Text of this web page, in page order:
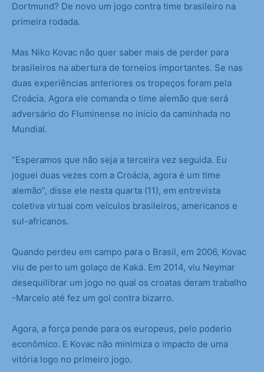
Dortmund? De novo um jogo contra time brasileiro na
primeira rodada.
Mas Niko Kovac não quer saber mais de perder para
brasileiros na abertura de torneios importantes. Se nas
duas experiências anteriores os tropeços foram pela
Croácia. Agora ele comanda o time alemão que será
adversário do Fluminense no início da caminhada no
Mundial.
“Esperamos que não seja a terceira vez seguida. Eu
joguei duas vezes com a Croácia, agora é um time
alemão”, disse ele nesta quarta (11), em entrevista
coletiva virtual com veículos brasileiros, americanos e
sul-africanos.
Quando perdeu em campo para o Brasil, em 2006, Kovac
viu de perto um golaço de Kaká. Em 2014, viu Neymar
desequilibrar um jogo no qual os croatas deram trabalho
-Marcelo até fez um gol contra bizarro.
Agora, a força pende para os europeus, pelo poderio
econômico. E Kovac não minimiza o impacto de uma
vitória logo no primeiro jogo.